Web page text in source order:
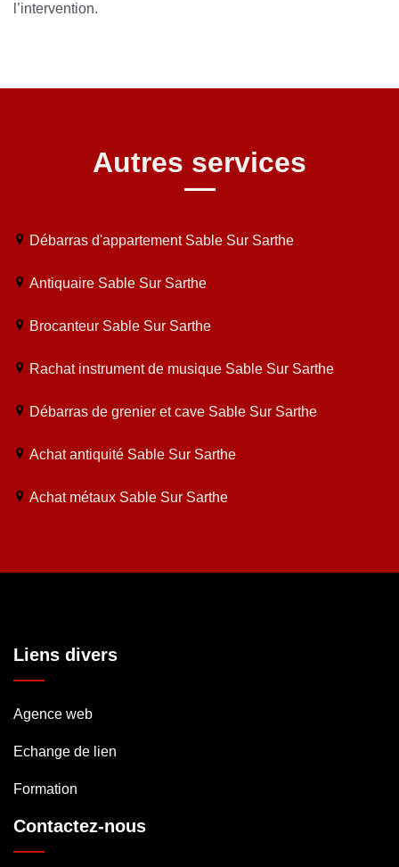
l’intervention.
Autres services
Débarras d'appartement Sable Sur Sarthe
Antiquaire Sable Sur Sarthe
Brocanteur Sable Sur Sarthe
Rachat instrument de musique Sable Sur Sarthe
Débarras de grenier et cave Sable Sur Sarthe
Achat antiquité Sable Sur Sarthe
Achat métaux Sable Sur Sarthe
Liens divers
Agence web
Echange de lien
Formation
Contactez-nous